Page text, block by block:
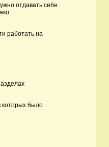
отдавать себе
работать на
было